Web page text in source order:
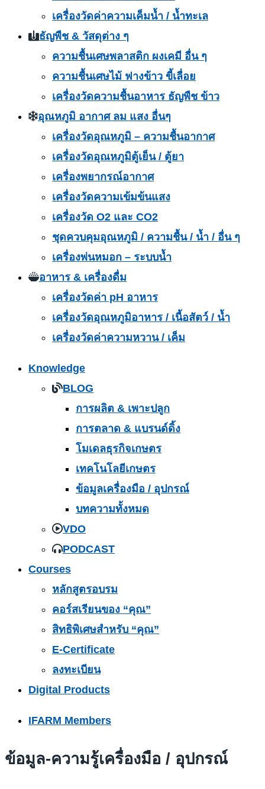
เครื่องวัดค่าความเค็มน้ำ / น้ำทะเล
ธัญพืช & วัสดุต่าง ๆ
ความชื้นเศษพลาสติก ผงเคมี อื่น ๆ
ความชื้นเศษไม้ ฟางข้าว ขี้เลื่อย
เครื่องวัดความชื้นอาหาร ธัญพืช ข้าว
อุณหภูมิ อากาศ ลม แสง อื่นๆ
เครื่องวัดอุณหภูมิ – ความชื้นอากาศ
เครื่องวัดอุณหภูมิตู้เย็น / ตู้ยา
เครื่องพยากรณ์อากาศ
เครื่องวัดความเข้มข้นแสง
เครื่องวัด O2 และ CO2
ชุดควบคุมอุณหภูมิ / ความชื้น / น้ำ / อื่น ๆ
เครื่องพ่นหมอก – ระบบน้ำ
อาหาร & เครื่องดื่ม
เครื่องวัดค่า pH อาหาร
เครื่องวัดอุณหภูมิอาหาร / เนื้อสัตว์ / น้ำ
เครื่องวัดค่าความหวาน / เค็ม
Knowledge
BLOG
การผลิต & เพาะปลูก
การตลาด & แบรนด์ดิ้ง
โมเดลธุรกิจเกษตร
เทคโนโลยีเกษตร
ข้อมูลเครื่องมือ / อุปกรณ์
บทความทั้งหมด
VDO
PODCAST
Courses
หลักสูตรอบรม
คอร์สเรียนของ “คุณ”
สิทธิพิเศษสำหรับ “คุณ”
E-Certificate
ลงทะเบียน
Digital Products
IFARM Members
ข้อมูล-ความรู้เครื่องมือ / อุปกรณ์